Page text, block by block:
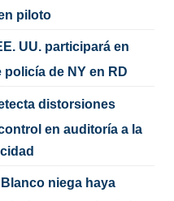
piloto
UU. participará en
de NY en RD
distorsiones
en auditoría a la
niega haya